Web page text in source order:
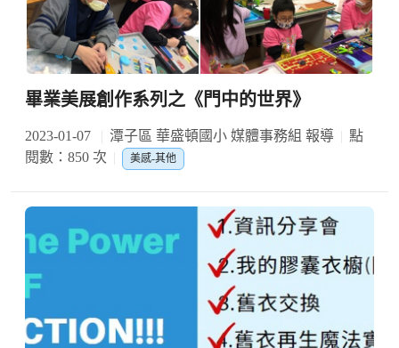
畢業美展創作系列之《門中的世界》
2023-01-07 潭子區 華盛頓國小 媒體事務組 報導
點
閱數：850 次
美感-其他